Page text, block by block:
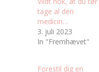
tage al den
medicin…
3. juli 2023
In "Fremhævet"
Forestil dig en